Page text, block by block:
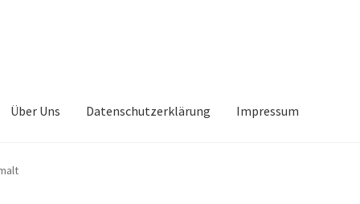
Über Uns Datenschutzerklärung Impressum